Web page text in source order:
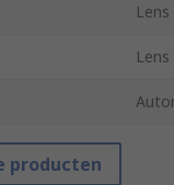
Lens
producten